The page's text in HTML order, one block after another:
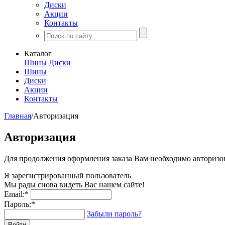
Диски
Акции
Контакты
Каталог
Шины Диски
Шины
Диски
Акции
Контакты
Главная/Авторизация
Авторизация
Для продолжения оформления заказа Вам необходимо
Я зарегистрированный пользователь
Мы рады снова видеть Вас нашем сайте!
Email:*
Пароль:*
Забыли пароль?